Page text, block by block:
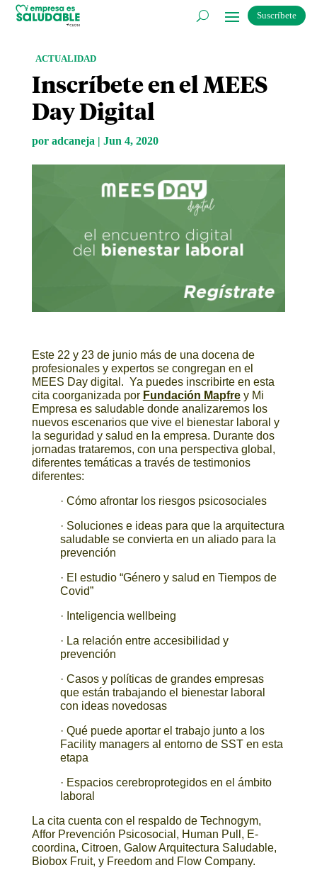
Suscríbete
ACTUALIDAD
Inscríbete en el MEES
Day Digital
por adcaneja | Jun 4, 2020
Este 22 y 23 de junio más de una docena de
profesionales y expertos se congregan en el
MEES Day digital. Ya puedes inscribirte en esta
cita coorganizada por Fundación Mapfrey Mi
Empresa es saludable donde analizaremos los
nuevos escenarios que vive el bienestar laboral y
la seguridad y salud en la empresa. Durante dos
jornadas trataremos, con una perspectiva global,
diferentes temáticas a través de testimonios
diferentes:
· Cómo afrontar los riesgos psicosociales
· Soluciones e ideas para que la arquitectura
saludable se convierta en un aliado para la
prevención
· El estudio “Género y salud en Tiempos de
Covid”
· Inteligencia wellbeing
· La relación entre accesibilidad y
prevención
· Casos y políticas de grandes empresas
que están trabajando el bienestar laboral
con ideas novedosas
· Qué puede aportar el trabajo junto a los
Facility managers al entorno de SST en esta
etapa
· Espacios cerebroprotegidos en el ámbito
laboral
La cita cuenta con el respaldo de Technogym,
Affor Prevención Psicosocial, Human Pull, E-
coordina, Citroen, Galow Arquitectura Saludable,
Biobox Fruit, y Freedom and Flow Company.